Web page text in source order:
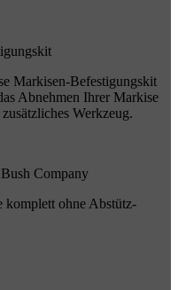
Markisen-Befestigungskit
Abnehmen Ihrer Markise
Werkzeug.
Company
komplett ohne Abstütz-